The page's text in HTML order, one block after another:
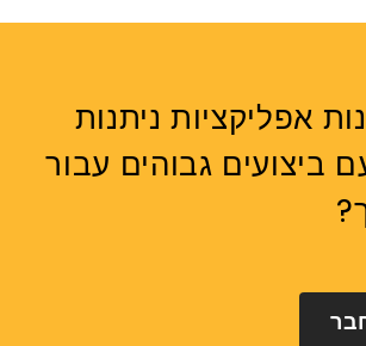
אפליקציות ניתנות
ביצועים גבוהים עבור